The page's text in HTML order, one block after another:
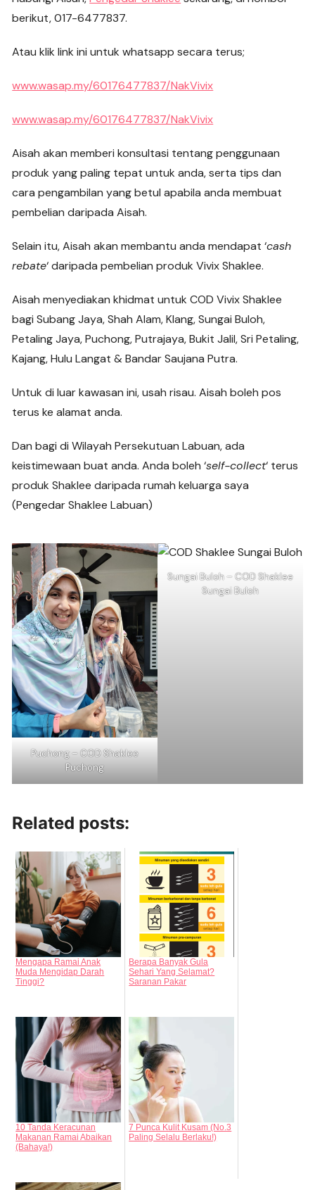
berikut, 017-6477837.
Atau klik link ini untuk whatsapp secara terus;
www.wasap.my/60176477837/NakVivix
www.wasap.my/60176477837/NakVivix
Aisah akan memberi konsultasi tentang penggunaan
produk yang paling tepat untuk anda, serta tips dan
cara pengambilan yang betul apabila anda membuat
pembelian daripada Aisah.
Selain itu, Aisah akan membantu anda mendapat ‘cash
rebate‘ daripada pembelian produk Vivix Shaklee.
Aisah menyediakan khidmat untuk COD Vivix Shaklee
bagi Subang Jaya, Shah Alam, Klang, Sungai Buloh,
Petaling Jaya, Puchong, Putrajaya, Bukit Jalil, Sri Petaling,
Kajang, Hulu Langat & Bandar Saujana Putra.
Untuk di luar kawasan ini, usah risau. Aisah boleh pos
terus ke alamat anda.
Dan bagi di Wilayah Persekutuan Labuan, ada
keistimewaan buat anda. Anda boleh ‘self-collect‘ terus
produk Shaklee daripada rumah keluarga saya
(Pengedar Shaklee Labuan)
Puchong – COD Shaklee
Puchong
Sungai Buloh – COD Shaklee
Sungai Buloh
Related posts:
Mengapa Ramai Anak
Muda Mengidap Darah
Tinggi?
Berapa Banyak Gula
Sehari Yang Selamat?
Saranan Pakar
10 Tanda Keracunan
Makanan Ramai Abaikan
(Bahaya!)
7 Punca Kulit Kusam (No.3
Paling Selalu Berlaku!)